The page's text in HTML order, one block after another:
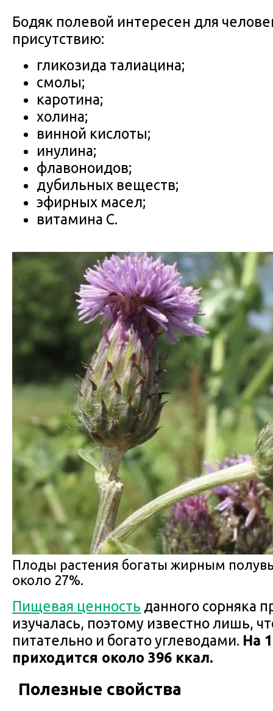
Бодяк полевой интересен для
присутствию:
гликозида талиацина;
смолы;
каротина;
холина;
винной кислоты;
инулина;
флавоноидов;
дубильных веществ;
эфирных масел;
витамина С.
Плоды растения богаты жирным
около 27%.
Пищевая ценность данного сорняка
изучалась, поэтому известно лишь,
питательно и богато углеводами. На
приходится около 396 ккал.
Полезные свойства